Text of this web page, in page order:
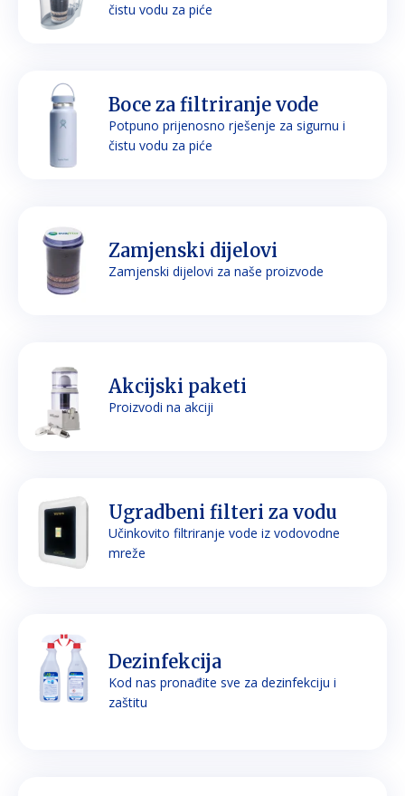
čistu vodu za piće
Boce za filtriranje vode
Potpuno prijenosno rješenje za sigurnu i
čistu vodu za piće
Zamjenski dijelovi
Zamjenski dijelovi za naše proizvode
Akcijski paketi
Proizvodi na akciji
Ugradbeni filteri za vodu
Učinkovito filtriranje vode iz vodovodne
mreže
Dezinfekcija
Kod nas pronađite sve za dezinfekciju i
zaštitu